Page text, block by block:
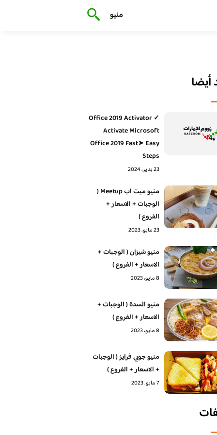
منيو
Office 2019 Activator ✓
Activate Microsoft
Office 2019 Fast➤ Easy
Steps
23 يناير، 2024
منيو ميت اب Meetup (
الوجبات + الاسعار +
الفروع )
23 مايو، 2023
منيو شيزان ( الوجبات +
الاسعار + الفروع )
8 مايو، 2023
منيو السدة ( الوجبات +
الاسعار + الفروع )
8 مايو، 2023
منيو جوبي فرايز ( الوجبات
+ الاسعار + الفروع )
7 مايو، 2023